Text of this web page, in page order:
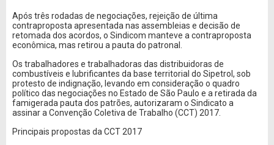
Após três rodadas de negociações, rejeição de última
contraproposta apresentada nas assembleias e decisão de
retomada dos acordos, o Sindicom manteve a contraproposta
econômica, mas retirou a pauta do patronal.
Os trabalhadores e trabalhadoras das distribuidoras de
combustíveis e lubrificantes da base territorial do Sipetrol, sob
protesto de indignação, levando em consideração o quadro
político das negociações no Estado de São Paulo e a retirada da
famigerada pauta dos patrões, autorizaram o Sindicato a
assinar a Convenção Coletiva de Trabalho (CCT) 2017.
Principais propostas da CCT 2017